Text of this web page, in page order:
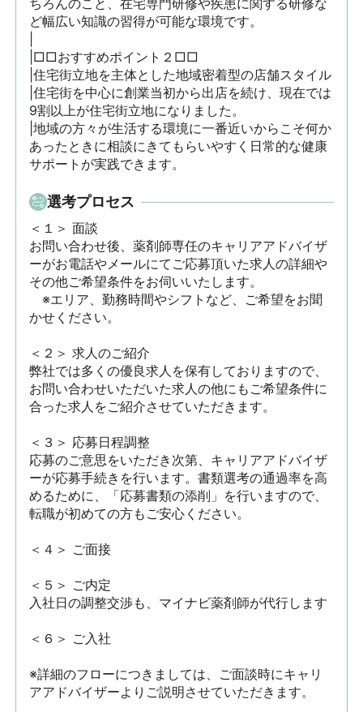
ちろんのこと、在宅専門研修や疾患に関する研修な
ど幅広い知識の習得が可能な環境です。
|□□おすすめポイント２□□
|住宅街立地を主体とした地域密着型の店舗スタイル
|住宅街を中心に創業当初から出店を続け、現在では
9割以上が住宅街立地になりました。
|地域の方々が生活する環境に一番近いからこそ何か
あったときに相談にきてもらいやすく日常的な健康
サポートが実践できます。
選考プロセス
＜１＞ 面談
お問い合わせ後、薬剤師専任のキャリアアドバイザ
ーがお電話やメールにてご応募頂いた求人の詳細や
その他ご希望条件をお伺いいたします。
※エリア、勤務時間やシフトなど、ご希望をお聞
かせください。
＜２＞ 求人のご紹介
弊社では多くの優良求人を保有しておりますので、
お問い合わせいただいた求人の他にもご希望条件に
合った求人をご紹介させていただきます。
＜３＞ 応募日程調整
応募のご意思をいただき次第、キャリアアドバイザ
ーが応募手続きを行います。書類選考の通過率を高
めるために、「応募書類の添削」を行いますので、
転職が初めての方もご安心ください。
＜４＞ ご面接
＜５＞ ご内定
入社日の調整交渉も、マイナビ薬剤師が代行します
＜６＞ ご入社
※詳細のフローにつきましては、ご面談時にキャリ
アアドバイザーよりご説明させていただきます。